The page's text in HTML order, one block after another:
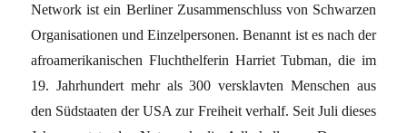
Network ist ein Berliner Zusammenschluss von Schwarzen
Organisationen und Einzelpersonen. Benannt ist es nach der
afroamerikanischen Fluchthelferin Harriet Tubman, die im
19. Jahrhundert mehr als 300 versklavten Menschen aus
den Südstaaten der USA zur Freiheit verhalf. Seit Juli dieses